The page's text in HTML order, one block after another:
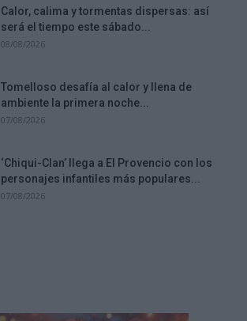
Calor, calima y tormentas dispersas: así
será el tiempo este sábado...
08/08/2026
Tomelloso desafía al calor y llena de
ambiente la primera noche...
07/08/2026
‘Chiqui-Clan’ llega a El Provencio con los
personajes infantiles más populares...
07/08/2026